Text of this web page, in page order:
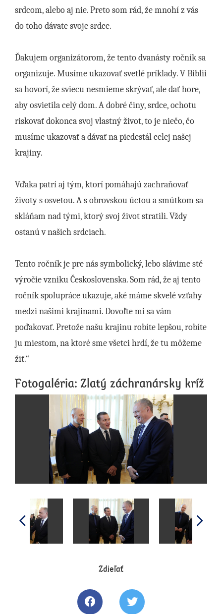
srdcom, alebo aj nie. Preto som rád, že mnohí z vás
do toho dávate svoje srdce.
Ďakujem organizátorom, že tento dvanásty ročník sa
organizuje. Musíme ukazovať svetlé príklady. V Biblii
sa hovorí, že sviecu nesmieme skrývať, ale dať hore,
aby osvietila celý dom. A dobré činy, srdce, ochotu
riskovať dokonca svoj vlastný život, to je niečo, čo
musíme ukazovať a dávať na piedestál celej našej
krajiny.
Vďaka patrí aj tým, ktorí pomáhajú zachraňovať
životy s osvetou. A s obrovskou úctou a smútkom sa
skláňam nad tými, ktorý svoj život stratili. Vždy
ostanú v našich srdciach.
Tento ročník je pre nás symbolický, lebo slávime sté
výročie vzniku Československa. Som rád, že aj tento
ročník spolupráce ukazuje, aké máme skvelé vzťahy
medzi našimi krajinami. Dovoľte mi sa vám
poďakovať. Pretože našu krajinu robíte lepšou, robíte
ju miestom, na ktoré sme všetci hrdí, že tu môžeme
žiť.“
Fotogaléria: Zlatý záchranársky kríž
Zdieľať
Zdielať článok na Facebooku
Tweetovať článok